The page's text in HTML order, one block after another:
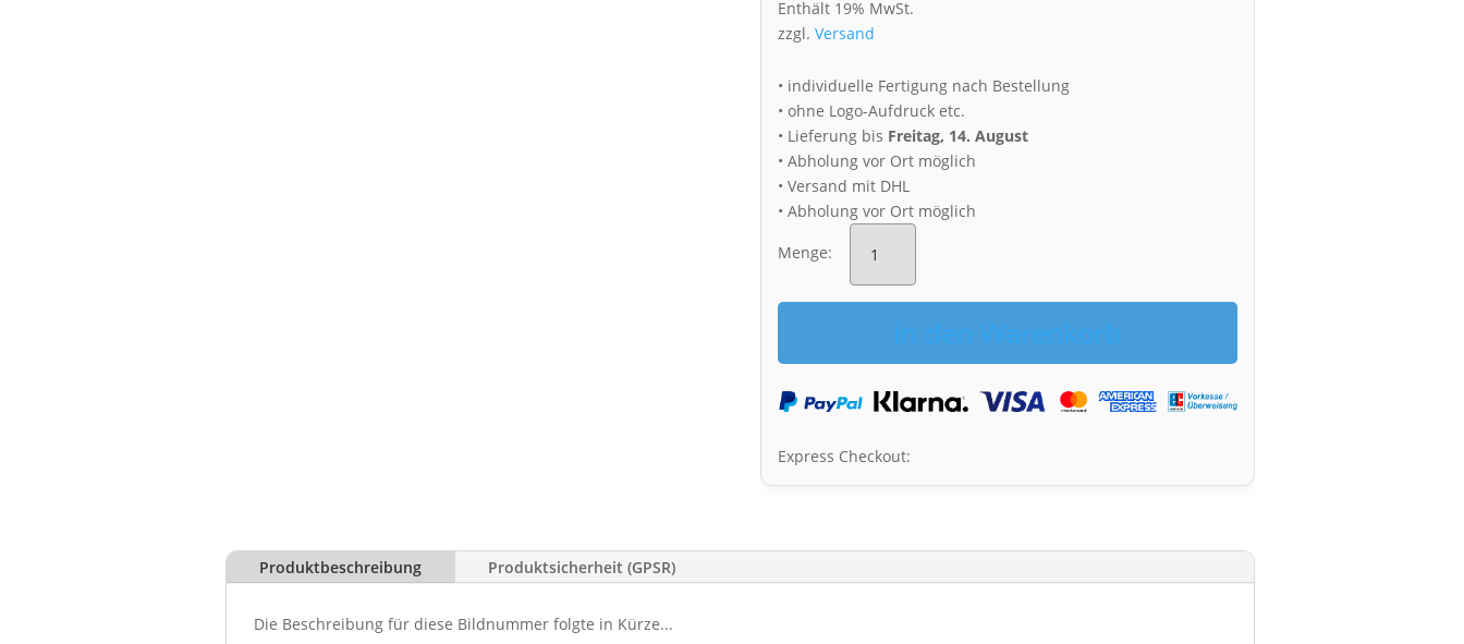
Enthält 19% MwSt.
zzgl.Versand
• individuelle Fertigung nach Bestellung
• ohne Logo-Aufdruck etc.
• Lieferung bis Freitag, 14. August
• Abholung vor Ort möglich
• Versand mit DHL
• Abholung vor Ort möglich
Menge:
Fototasse
(Nr.
Dresden
Mengein den Warenkorb
Express Checkout:
Produktbeschreibung Produktsicherheit (GPSR)
Die Beschreibung für diese Bildnummer folgte in Kürze...